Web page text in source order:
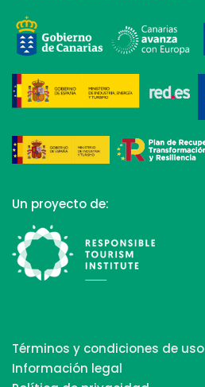
Un proyecto de:
Términos y condiciones de uso
Información legal